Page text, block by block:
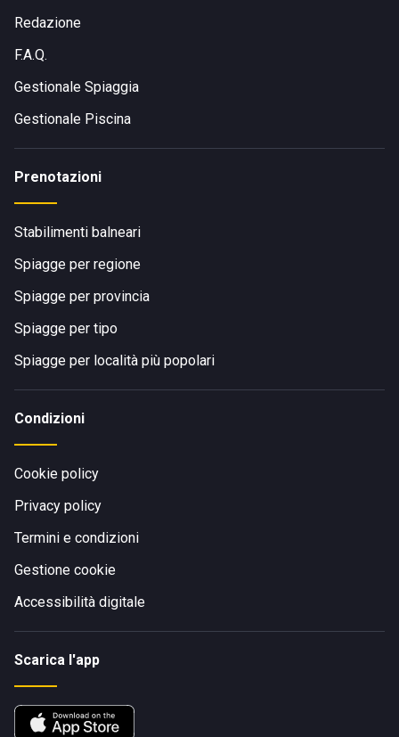
Redazione
F.A.Q.
Gestionale Spiaggia
Gestionale Piscina
Prenotazioni
Stabilimenti balneari
Spiagge per regione
Spiagge per provincia
Spiagge per tipo
Spiagge per località più popolari
Condizioni
Cookie policy
Privacy policy
Termini e condizioni
Gestione cookie
Accessibilità digitale
Scarica l'app